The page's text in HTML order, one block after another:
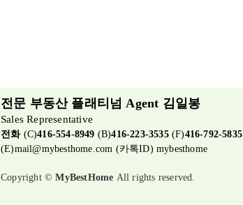
전문 부동산 플래티넘 Agent 김일봉
Sales Representative
전화(C)416-554-8949 (B)416-223-3535(F)416-792-5835
(E)mail@mybesthome.com (카톡ID) mybesthome
Copyright ©MyBestHome All rights reserved.